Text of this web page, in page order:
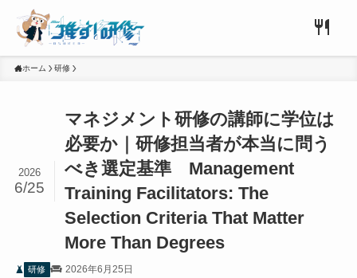
ホーム 研修
マネジメント研修の講師に学位は
必要か｜研修担当者が本当に問う
べき選定基準 Management
Training Facilitators: The
Selection Criteria That Matter
More Than Degrees
2026
6/25
研修 2026年6月25日